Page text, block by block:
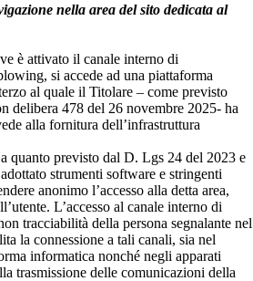
nella area del sito dedicata al
è attivato il canale interno di
si accede ad una piattaforma
al quale il Titolare – come previsto
delibera 478 del 26 novembre 2025- ha
alla fornitura dell’infrastruttura
quanto previsto dal D. Lgs 24 del 2023 e
strumenti software e stringenti
anonimo l’accesso alla detta area,
L’accesso al canale interno di
tracciabilità della persona segnalante nel
la connessione a tali canali, sia nel
informatica nonché negli apparati
trasmissione delle comunicazioni della